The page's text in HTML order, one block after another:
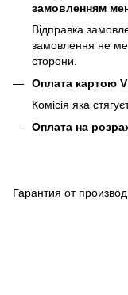
замовленням
Відправка
замовлення не
сторони.
Оплата картою
Комісія яка
Оплата на
Гарантия от